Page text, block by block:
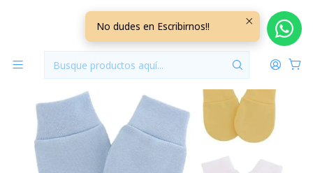
Accesorios Mitones Algodon Pack 6 Pares NIÑO
No dudes en Escribirnos!!